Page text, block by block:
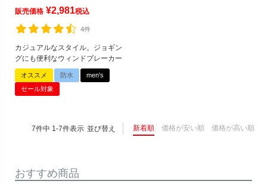
販売価格 ¥2,981税込
4件
カジュアルなスタイル。ジョギン
グにも便利なウィンドブレーカー
オススメ 防水
men's
セール対象
並び替え 新着順 価格が安い順 価格が高い順
7件中 1-7件表示
おすすめ商品